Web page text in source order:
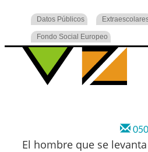
Datos Públicos
Fondo Social Europeo
El hombre que se